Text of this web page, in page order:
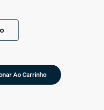
Ao Carrinho